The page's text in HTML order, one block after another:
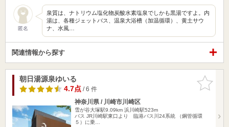
匿名
泉質は、ナトリウム塩化物炭酸水素塩泉でしかも黒湯ですよ。内
湯は、各種ジェットバス、温泉大浴槽（加温循環）、黄土サウ
ナ、水風…
関連情報から探す
お気に入
りに追加
朝日湯源泉ゆいる
4.7点/ 6 件
神奈川県 / 川崎市川崎区
雪が谷大塚駅9.09km 浜川崎駅523m
バス JR川崎駅東口より 臨港バス川24系統 （鋼管循環
５）に乗…